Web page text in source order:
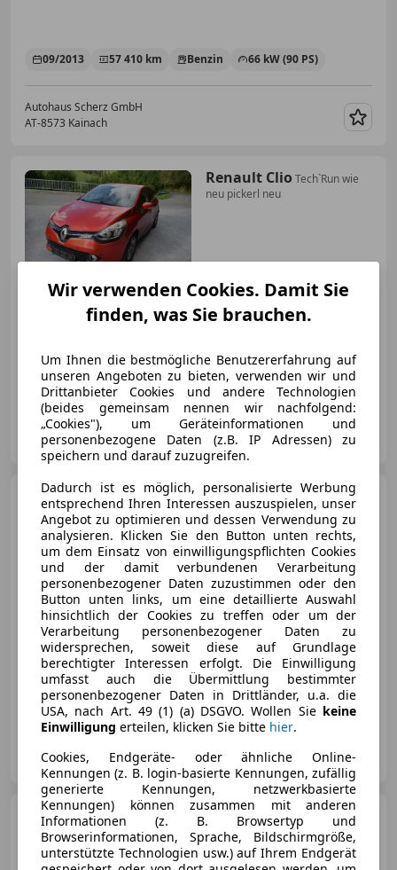
09/2013 57 410 km Benzin 66 kW (90 PS)
Autohaus Scherz GmbH
AT-8573 Kainach
Renault Clio Tech`Run wie
neu pickerl neu
€ 6 990
06/2015 66 210 km Benzin 66 kW (90 PS)
Autohaus Scherz GmbH
AT-8573 Kainach
Audi A1Attraction TOP
ZUSTAND AKTION
€ 7 500
04/2011 122 410 km Diesel 77 kW (105 PS)
AT-8573 Kainach
Citroen C4 Picasso
PureTech 130 S&S Exclusive
PICKERL NEU
Wir verwenden Cookies. Damit Sie
finden, was Sie brauchen.
Um Ihnen die bestmögliche Benutzererfahrung auf
unseren Angeboten zu bieten, verwenden wir und
Drittanbieter Cookies und andere Technologien
(beides gemeinsam nennen wir nachfolgend:
„Cookies"), um Geräteinformationen und
personenbezogene Daten (z.B. IP Adressen) zu
speichern und darauf zuzugreifen.
Dadurch ist es möglich, personalisierte Werbung
entsprechend Ihren Interessen auszuspielen, unser
Angebot zu optimieren und dessen Verwendung zu
analysieren. Klicken Sie den Button unten rechts,
um dem Einsatz von einwilligungspflichten Cookies
und der damit verbundenen Verarbeitung
personenbezogener Daten zuzustimmen oder den
Button unten links, um eine detaillierte Auswahl
hinsichtlich der Cookies zu treffen oder um der
Verarbeitung personenbezogener Daten zu
widersprechen, soweit diese auf Grundlage
berechtigter Interessen erfolgt. Die Einwilligung
umfasst auch die Übermittlung bestimmter
personenbezogener Daten in Drittländer, u.a. die
USA, nach Art. 49 (1) (a) DSGVO. Wollen Sie keine
Einwilligung erteilen, klicken Sie bitte hier.
Cookies, Endgeräte- oder ähnliche Online-
Kennungen (z. B. login-basierte Kennungen, zufällig
generierte Kennungen, netzwerkbasierte
Kennungen) können zusammen mit anderen
Informationen (z. B. Browsertyp und
Browserinformationen, Sprache, Bildschirmgröße,
unterstützte Technologien usw.) auf Ihrem Endgerät